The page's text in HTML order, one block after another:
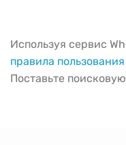
Используя сервис
правила
Поставьте